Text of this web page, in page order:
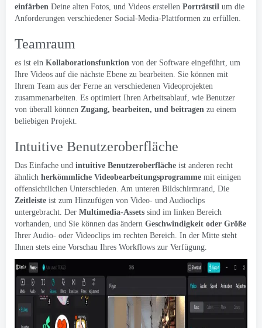
einfärben Deine alten Fotos, und Videos erstellen Porträtstil um die
Anforderungen verschiedener Social-Media-Plattformen zu erfüllen.
Teamraum
es ist ein Kollaborationsfunktion von der Software eingeführt, um
Ihre Videos auf die nächste Ebene zu bearbeiten. Sie können mit
Ihrem Team aus der Ferne an verschiedenen Videoprojekten
zusammenarbeiten. Es optimiert Ihren Arbeitsablauf, wie Benutzer
von überall können Zugang, bearbeiten, und beitragen zu einem
beliebigen Projekt.
Intuitive Benutzeroberfläche
Das Einfache und intuitive Benutzeroberfläche ist anderen recht
ähnlich herkömmliche Videobearbeitungsprogramme mit einigen
offensichtlichen Unterschieden. Am unteren Bildschirmrand, Die
Zeitleiste ist zum Hinzufügen von Video- und Audioclips
untergebracht. Der Multimedia-Assets sind im linken Bereich
vorhanden, und Sie können das ändern Geschwindigkeit oder Größe
Ihrer Audio- oder Videoclips im rechten Bereich. In der Mitte steht
Ihnen stets eine Vorschau Ihres Workflows zur Verfügung.